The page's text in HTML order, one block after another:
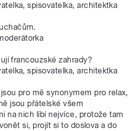
spisovatelka, architektka
francouzské zahrady?
spisovatelka, architektka
pro mě synonymem pro relax,
jsou přátelské všem
na nich líbí nejvíce, protože tam
si, projít si to doslova a do